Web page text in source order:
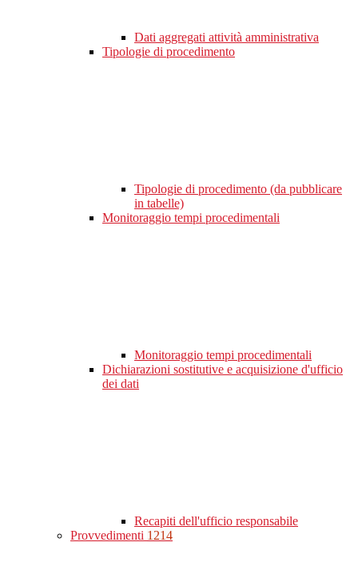
Dati aggregati attività amministrativa
Tipologie di procedimento
Tipologie di procedimento (da pubblicare
in tabelle)
Monitoraggio tempi procedimentali
Monitoraggio tempi procedimentali
Dichiarazioni sostitutive e acquisizione d'ufficio
dei dati
Recapiti dell'ufficio responsabile
Provvedimenti 1214